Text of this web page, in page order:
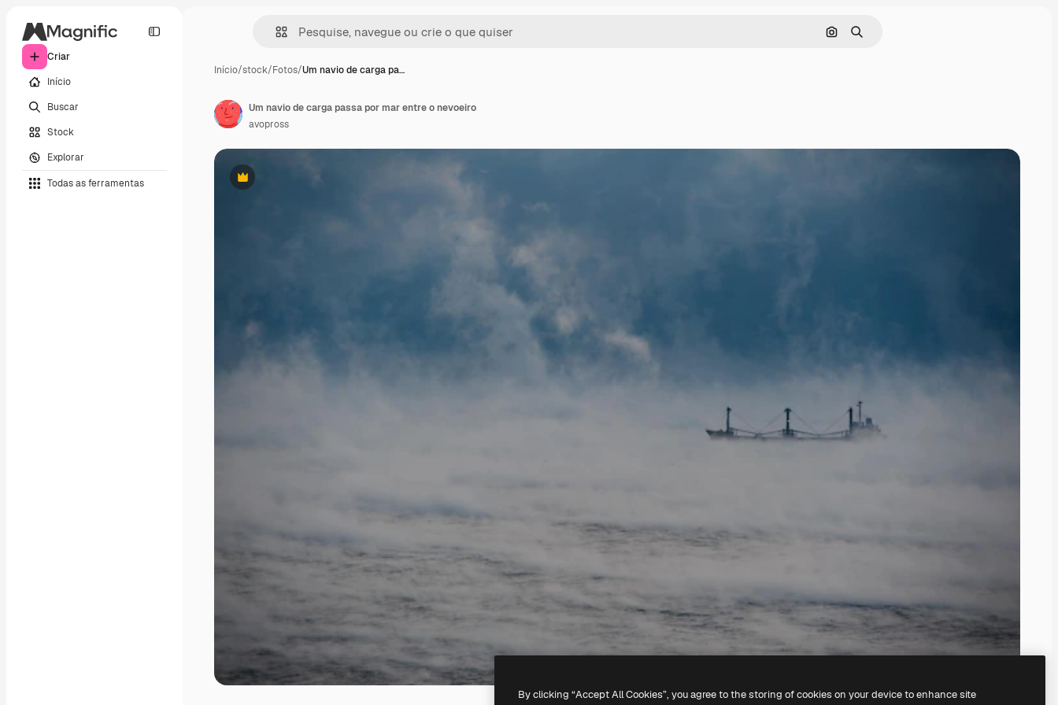
Criar
Início
Buscar
Stock
Explorar
Todas as ferramentas
Pesquisar por imagem
Buscar
Início/stock/Fotos/Um navio de carga pa…
Premium
Um navio de carga passa por mar entre o nevoeiro
avopross
By clicking “Accept All Cookies”, you agree to the storing of cookies on your device to enhance site